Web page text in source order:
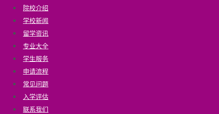
院校介绍
学校新闻
留学资讯
专业大全
学生服务
申请流程
常见问题
入学评估
联系我们